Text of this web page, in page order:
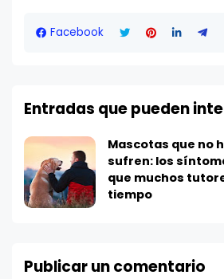
Facebook
Entradas que pueden
Mascotas que no
sufren: los
que muchos
tiempo
Publicar un comentario